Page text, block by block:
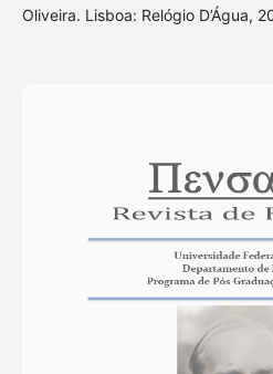
Oliveira. Lisboa: Relógio D’Água,